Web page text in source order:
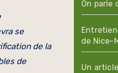
se
de la
de
On parle
de Nice-
Un